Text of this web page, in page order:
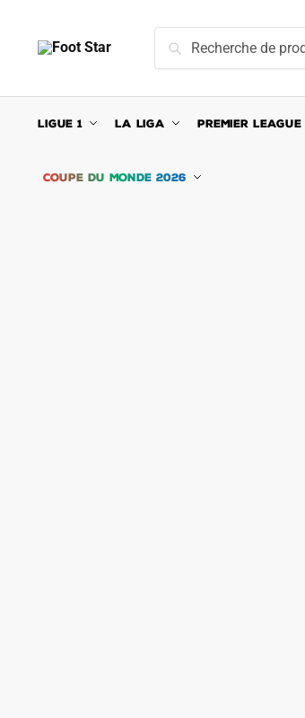
navigation
content
pour :
Recherche
LIGUE 1 LA LIGA PREMIER LEAGUE
COUPE DU MONDE 2026